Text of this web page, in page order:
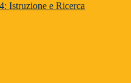
Istruzione e Ricerca